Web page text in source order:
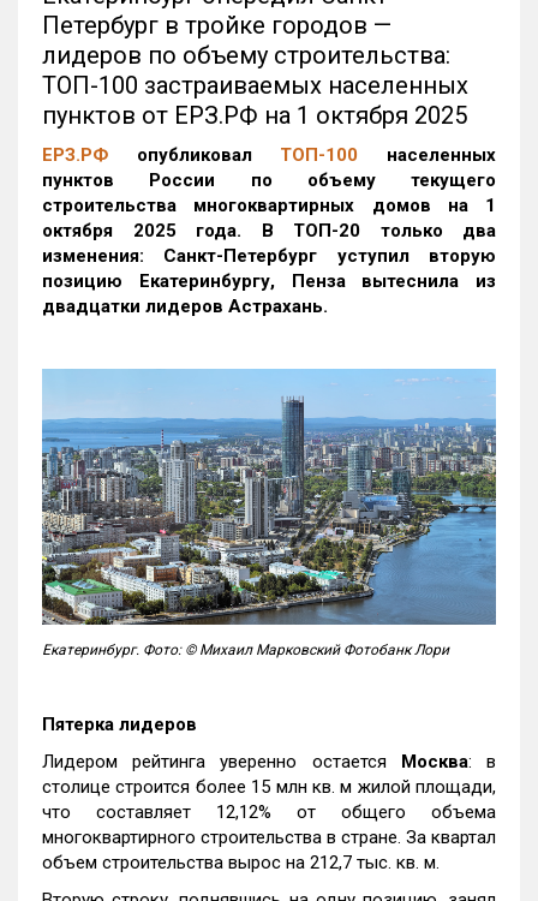
Петербург в тройке городов —
лидеров по объему строительства:
ТОП-100 застраиваемых населенных
пунктов от ЕРЗ.РФ на 1 октября 2025
ЕРЗ.РФ опубликовал ТОП-100 населенных
пунктов России по объему текущего
строительства многоквартирных домов на 1
октября 2025 года. В ТОП-20 только два
изменения: Санкт-Петербург уступил вторую
позицию Екатеринбургу, Пенза вытеснила из
двадцатки лидеров Астрахань.
Екатеринбург. Фото: © Михаил Марковский Фотобанк Лори
Пятерка лидеров
Лидером рейтинга уверенно остается Москва: в
столице строится более 15 млн кв. м жилой площади,
что составляет 12,12% от общего объема
многоквартирного строительства в стране. За квартал
объем строительства вырос на 212,7 тыс. кв. м.